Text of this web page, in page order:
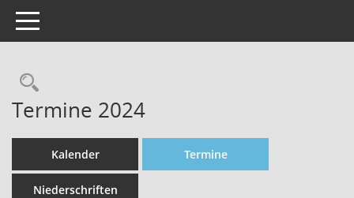
Toggle navigation
Rechercheauswahl
Termine 2024
Kalender Termine
Niederschriften